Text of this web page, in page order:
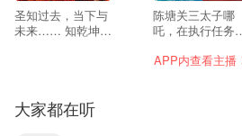
圣知过去，当下与
未来…… 知乾坤天
灵的信仰，是万千
大道的导师、是宇
陈塘关三太子哪
吒，在执行任务
百妖图被罚下界
APP内查看主播
大家都在听